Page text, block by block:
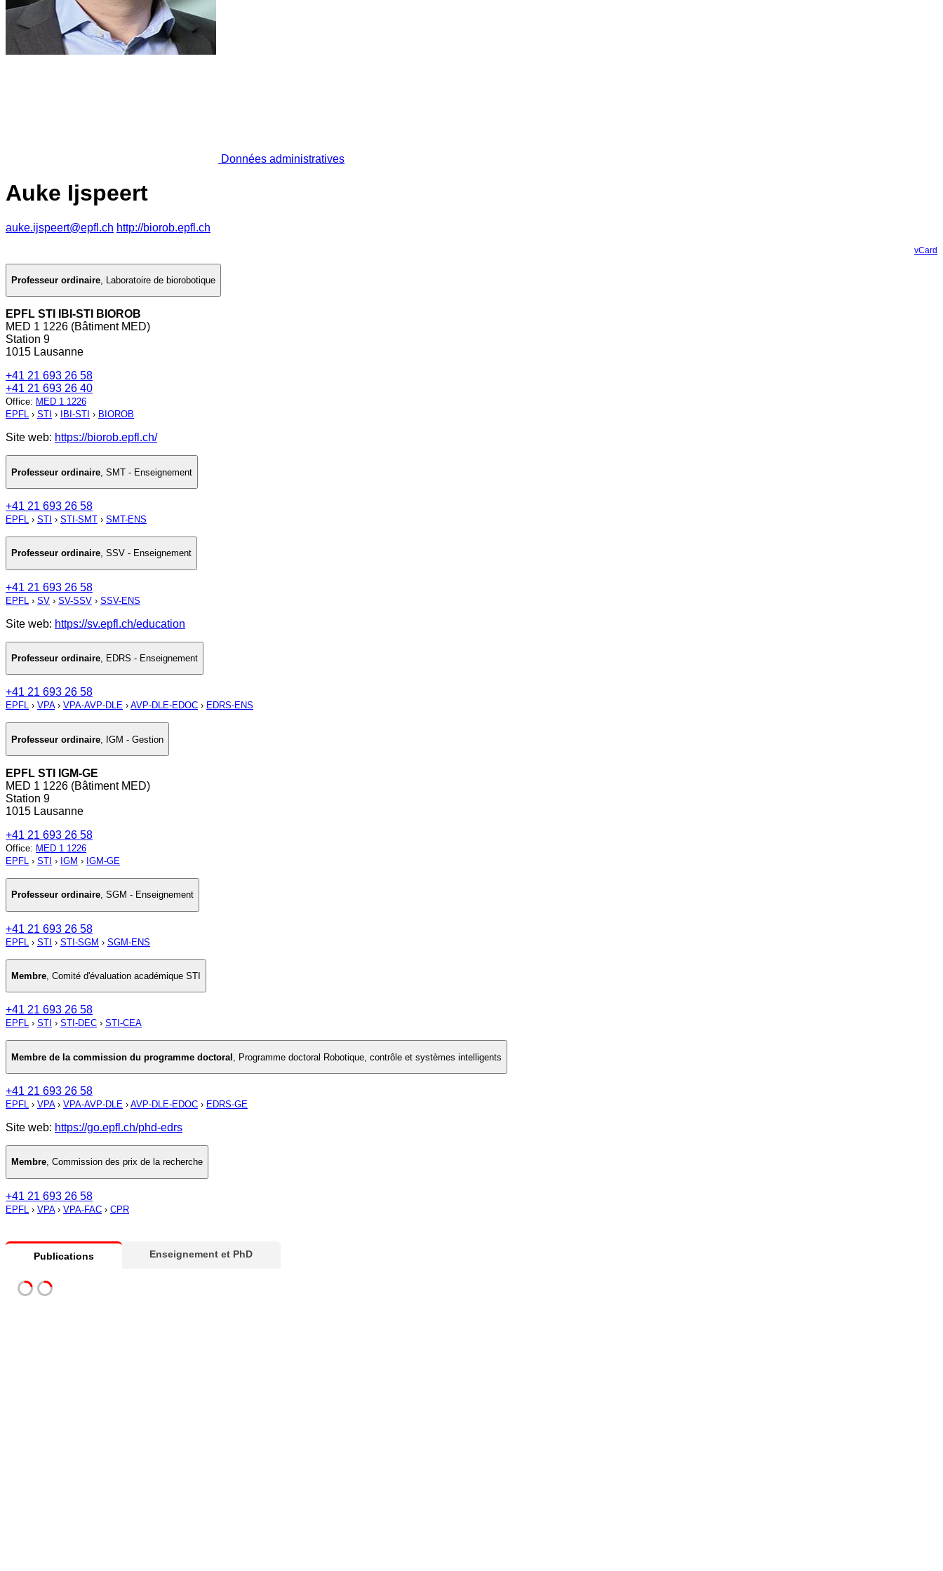
Données administratives
Auke Ijspeert
auke.ijspeert@epfl.ch http://biorob.epfl.ch
vCard
Professeur ordinaire, Laboratoire de biorobotique
EPFL STI IBI-STI BIOROB
MED 1 1226 (Bâtiment MED)
Station 9
1015 Lausanne
+41 21 693 26 58
+41 21 693 26 40
Office: MED 1 1226
EPFL › STI › IBI-STI › BIOROB
Site web: https://biorob.epfl.ch/
Professeur ordinaire SMT - Enseignement
+41 21 693 26 58
EPFL › STI › STI-SMT › SMT-ENS
Professeur ordinaire, SSV - Enseignement
+41 21 693 26 58
EPFL › SV › SV-SSV › SSV-ENS
Site web: https://sv.epfl.ch/education
Professeur ordinaire, EDRS - Enseignement
+41 21 693 26 58
EPFL › VPA› VPA-AVP-DLE › AVP-DLE-EDOC › EDRS-ENS
Professeur ordinaire IGM - Gestion
EPFL STI IGM-GE
MED 1 1226 (Bâtiment MED)
Station 9
1015 Lausanne
+41 21 693 26 58
Office: MED 1 1226
EPFL › STI › IGM › IGM-GE
Professeur ordinaire, SGM - Enseignement
+41 21 693 26 58
EPFL › STI › STI-SGM › SGM-ENS
Membre, Comité d'évaluation académique STI
+41 21 693 26 58
EPFL › STI › STI-DEC › STI-CEA
Membre de la commission du programme doctoral Programme doctoral Robotique, contrôle et systèmes intelligents
+41 21 693 26 58
EPFL › VPA› VPA-AVP-DLE › AVP-DLE-EDOC › EDRS-GE
Site web: https://go.epfl.ch/phd-edrs
Membre, Commission des prix de la recherche
+41 21 693 26 58
EPFL › VPA› VPA-FAC › CPR
Publications Enseignement et PhD